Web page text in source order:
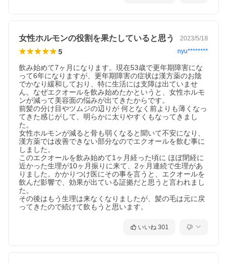
女性ホルモンの役割を果たしていると思う 2023/5/18
5 nyu********
飲み始めて7ヶ月になります。現在53歳で更年期障害にな
って6年になりますが、更年期障害の症状は漢方薬のお陰
でかなり緩和しており、特に生活には支障は出ていませ
ん。なぜエクオールを飲み始めたかというと、女性ホルモ
ンが減って美容面の悩みが出てきたからです。
前髪の分け目やツムジの辺りが 何となく前よりも薄くなっ
てきた感じがして、明らかに太りやすくもなってきまし
た。
女性ホルモンが減ると骨も弱くなると聞いて不安になり、
漢方薬では改善できない部分なのでエクオールを飲む事に
しました。
このエクオールを飲み始めて1ヶ月経った頃に ほぼ閉経に
近かった生理が10ヶ月振りに来て、2ヶ月連続で生理があ
りました。かかりつけ医にその事を言うと、エクオールを
飲んだ影響で、効果が出ている証拠だと思うと言われまし
た。
その後はもう生理は来なくなりましたが、髪の毛は元に戻
ってきたので続けて飲もうと思います。
いいね 301